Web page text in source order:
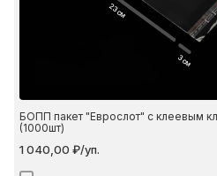
23 см
3 см
БОПП пакет "Еврослот" с клеевым
(1000шт)
1 040,00 ₽/уп.